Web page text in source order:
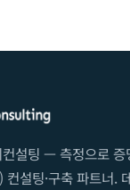
설팅 — 측정으로 증
설팅·구축 파트너.